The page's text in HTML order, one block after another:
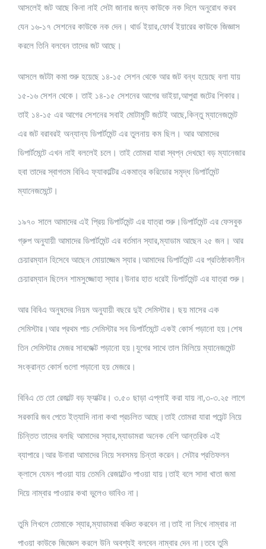
আসলেই জট আছে কিনা নাই সেটা জানার জন্য কাউকে নক দিলে অনুরোধ করব
যেন ১৬-১৭ সেশনের কাউকে নক দেন। থার্ড ইয়ার,ফোর্থ ইয়ারের কাউকে জিজ্ঞাস
করলে তিনি বলবেন তাদের জট আছে।
আসলে জটটা কমা শুরু হয়েছে ১৪-১৫ সেশন থেকে আর জট বন্ধ হয়েছে বলা যায়
১৫-১৬ সেশন থেকে। তাই ১৪-১৫ সেশনের আগের ভাইয়া,আপুরা জটের শিকার।
তাই ১৪-১৫ এর আগের সেশনের সবাই মোটামুটি জটেই আছে,কিন্তু ম্যানেজমেন্ট
এর জট বরাবরই অন্যান্য ডিপার্টমেন্ট এর তুলনায় কম ছিল। আর আমাদের
ডিপার্টমেন্টে এখন নাই বললেই চলে। তাই তোমরা যারা স্বপ্ন দেখছো বড় ম্যানেজার
হবা তাদের স্বাগতম বিবিএ ফ্যাকাল্টির একমাত্র করিডোর সমৃদ্ধ ডিপার্টমেন্ট
ম্যানেজমেন্টে।
১৯৭০ সালে আমাদের এই প্রিয় ডিপার্টমেন্ট এর যাত্রা শুরু।ডিপার্টমেন্ট এর ফেসবুক
গ্রুপ অনুযায়ী আমাদের ডিপার্টমেন্ট এর বর্তমান স্যার,ম্যাডাম আছেন ২৫ জন। আর
চেয়ারম্যান হিসেবে আছেন মোয়াজ্জেম স্যার।আমাদের ডিপার্টমেন্ট এর প্রতিষ্ঠাকালীন
চেয়ারম্যান ছিলেন শামসুজ্জোহা স্যার।উনার হাত ধরেই ডিপার্টমেন্ট এর যাত্রা শুরু।
আর বিবিএ অনুষদের নিয়ম অনুযায়ী বছরে দুই সেমিস্টার। ছয় মাসের এক
সেমিস্টার।আর প্রথম পাচ সেমিস্টার সব ডিপার্টমেন্টে একই কোর্স পড়ানো হয়।শেষ
তিন সেমিস্টার মেজর সাবজেক্ট পড়ানো হয়।যুগের সাথে তাল মিলিয়ে ম্যানেজমেন্ট
সংক্রান্ত কোর্স গুলো পড়ানো হয় মেজরে।
বিবিএ তে তো রেজাল্ট বড় ফ্যাক্টর। ৩.৫০ ছাড়া এপ্লাই করা যায় না,৩-৩.২৫ লাগে
সরকারি জব পেতে ইত্যাদি নানা কথা প্রচলিত আছে।তাই তোমরা যারা পয়েন্ট নিয়ে
চিন্তিত তাদের বলছি আমাদের স্যার,ম্যাডামরা অনেক বেশি আন্তরিক এই
ব্যাপারে।আর উনারা আমাদের নিয়ে সবসময় চিন্তা করেন। সেটার প্রতিফলন
ক্লাসে যেমন পাওয়া যায় তেমনি রেজাল্টেও পাওয়া যায়।তাই বলে সাদা খাতা জমা
দিয়ে নাম্বার পাওয়ার কথা ভুলেও ভাবিও না।
তুমি লিখলে তোমাকে স্যার,ম্যাডামরা বঞ্চিত করবেন না।তাই না লিখে নাম্বার না
পাওয়া কাউকে জিজ্ঞেস করলে উনি অবশ্যই বলবেন নাম্বার দেন না।তবে তুমি